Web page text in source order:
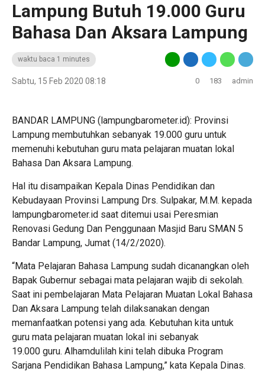
Lampung Butuh 19.000 Guru
Bahasa Dan Aksara Lampung
waktu baca 1 minutes
Sabtu, 15 Feb 2020 08:18 0 183 admin
BANDAR LAMPUNG (lampungbarometer.id): Provinsi
Lampung membutuhkan sebanyak 19.000 guru untuk
memenuhi kebutuhan guru mata pelajaran muatan lokal
Bahasa Dan Aksara Lampung.
Hal itu disampaikan Kepala Dinas Pendidikan dan
Kebudayaan Provinsi Lampung Drs. Sulpakar, M.M. kepada
lampungbarometer.id saat ditemui usai Peresmian
Renovasi Gedung Dan Penggunaan Masjid Baru SMAN 5
Bandar Lampung, Jumat (14/2/2020).
“Mata Pelajaran Bahasa Lampung sudah dicanangkan oleh
Bapak Gubernur sebagai mata pelajaran wajib di sekolah.
Saat ini pembelajaran Mata Pelajaran Muatan Lokal Bahasa
Dan Aksara Lampung telah dilaksanakan dengan
memanfaatkan potensi yang ada. Kebutuhan kita untuk
guru mata pelajaran muatan lokal ini sebanyak
19.000 guru. Alhamdulilah kini telah dibuka Program
Sarjana Pendidikan Bahasa Lampung,” kata Kepala Dinas.